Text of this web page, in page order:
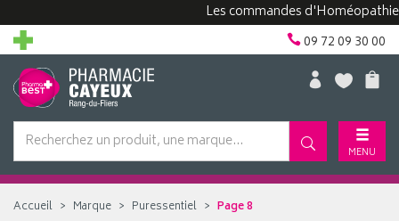
Les commandes d'Homéopathie
09 72 09 30 00
MENU
Accueil Marque Puressentiel Page 8